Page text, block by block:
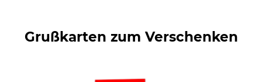
Grußkarten zum Verschenken